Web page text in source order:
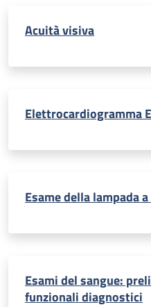
Acuità visiva
Elettrocardiogramma
Esame della lampada
Esami del sangue:
funzionali diagnostici